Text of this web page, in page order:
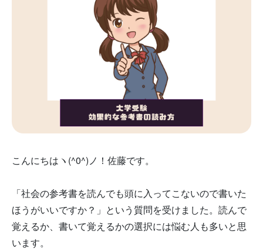
こんにちはヽ(^0^)ノ！佐藤です。
「社会の参考書を読んでも頭に入ってこないので書いた
ほうがいいですか？」という質問を受けました。読んで
覚えるか、書いて覚えるかの選択には悩む人も多いと思
います。